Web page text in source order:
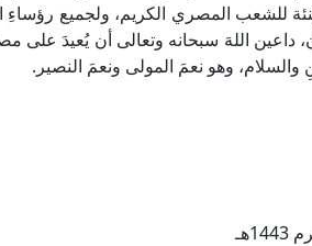
للشعب المصري الكريم، ولجميع رؤساءِ
اللهَ سبحانه وتعالى أن يُعيدَ على
والسلام، وهو نعمَ المولى ونعمَ النصير.